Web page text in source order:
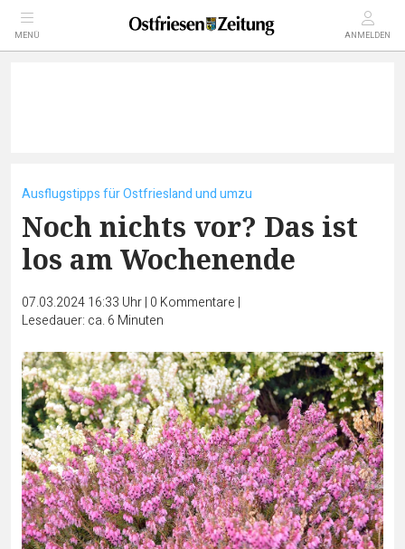
MENÜ ANMELDEN
Ausflugstipps für Ostfriesland und umzu
Noch nichts vor? Das ist
los am Wochenende
07.03.2024 16:33 Uhr| 0 Kommentare |
Lesedauer: ca. 6 Minuten